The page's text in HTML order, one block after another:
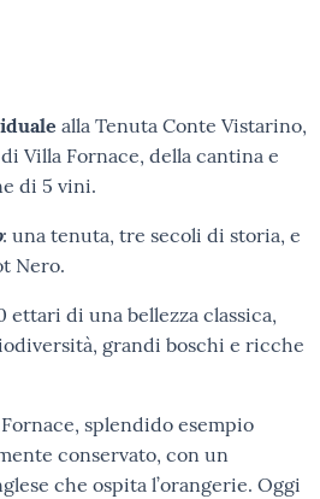
alla Tenuta Conte Vistarino,
Villa Fornace, della cantina e
di 5 vini.
: una tenuta, tre secoli di storia, e
Nero.
di una bellezza classica,
grandi boschi e ricche
splendido esempio
conservato, con un
che ospita l’orangerie. Oggi